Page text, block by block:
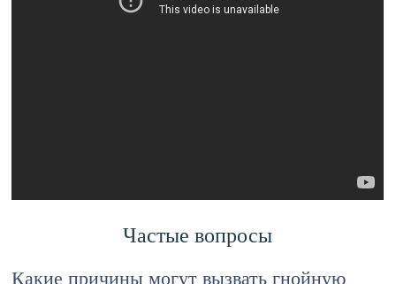
Частые вопросы
Какие причины могут вызвать гнойную